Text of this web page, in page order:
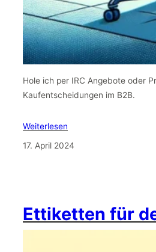
Hole ich per IRC Angebote oder
Kaufentscheidungen im B2B.
Weiterlesen
17. April 2024
Ettiketten für